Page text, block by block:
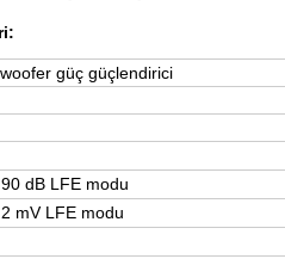
güç güçlendirici
dB LFE modu
mV LFE modu